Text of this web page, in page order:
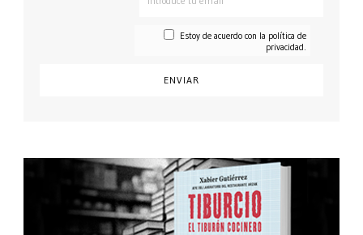
Estoy de acuerdo con la política de
privacidad.